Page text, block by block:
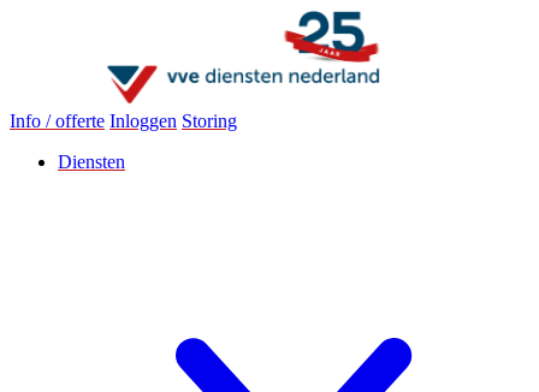
Info / offerte Inloggen Storing
Diensten